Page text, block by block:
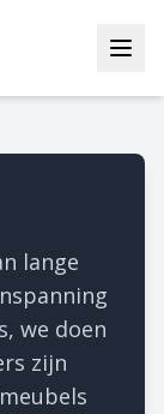
lange
we doen
zijn